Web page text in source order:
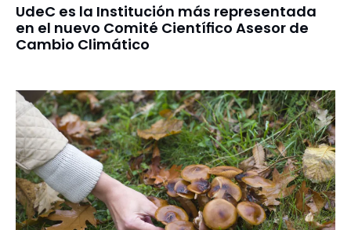
UdeC es la Institución más representada
en el nuevo Comité Científico Asesor de
Cambio Climático